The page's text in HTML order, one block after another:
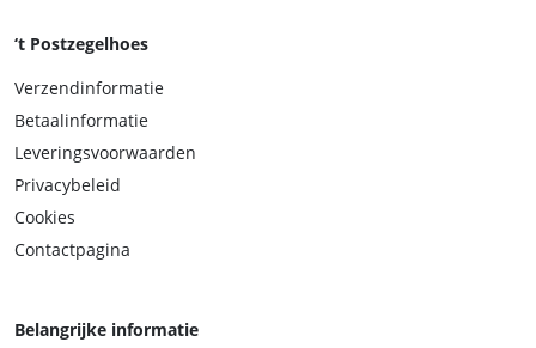
‘t Postzegelhoes
Verzendinformatie
Betaalinformatie
Leveringsvoorwaarden
Privacybeleid
Cookies
Contactpagina
Belangrijke informatie